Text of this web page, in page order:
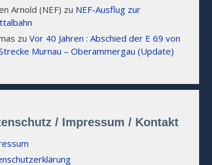
Arnold (NEF) zu NEF-Ausflug zur
zu Vor 40 Jahren : Abschied der E 69 von
Murnau – Oberammergau (Update)
/ Impressum / Kontakt